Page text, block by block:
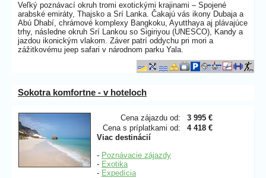
Veľký poznávací okruh tromi exotickými krajinami – Spojené
arabské emiráty, Thajsko a Srí Lanka. Čakajú vás ikony Dubaja a
Abú Dhabí, chrámové komplexy Bangkoku, Ayutthaya aj plávajúce
trhy, následne okruh Srí Lankou so Sigiriyou (UNESCO), Kandy a
jazdou ikonickým vlakom. Záver patrí oddychu pri mori a
zážitkovému jeep safari v národnom parku Yala.
Sokotra komfortne - v hoteloch
Cena zájazdu od:
3 995 €
Cena s príplatkami od:
4 418 €
Viac destinácií
- Poznávacie zájazdy
- Exotika
- Expedícia